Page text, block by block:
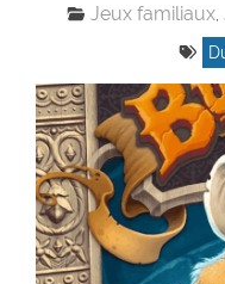
Jeux familiaux ,